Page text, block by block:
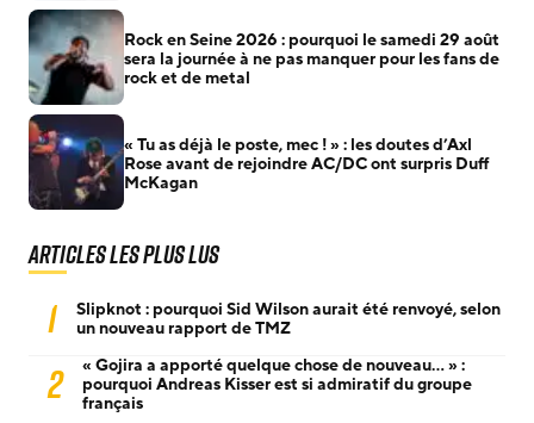
Rock en Seine 2026 : pourquoi le samedi 29 août
sera la journée à ne pas manquer pour les fans de
rock et de metal
« Tu as déjà le poste, mec ! » : les doutes d’Axl
Rose avant de rejoindre AC/DC ont surpris Duff
McKagan
Articles les plus lus
1
Slipknot : pourquoi Sid Wilson aurait été renvoyé, selon
un nouveau rapport de TMZ
2
« Gojira a apporté quelque chose de nouveau… » :
pourquoi Andreas Kisser est si admiratif du groupe
français